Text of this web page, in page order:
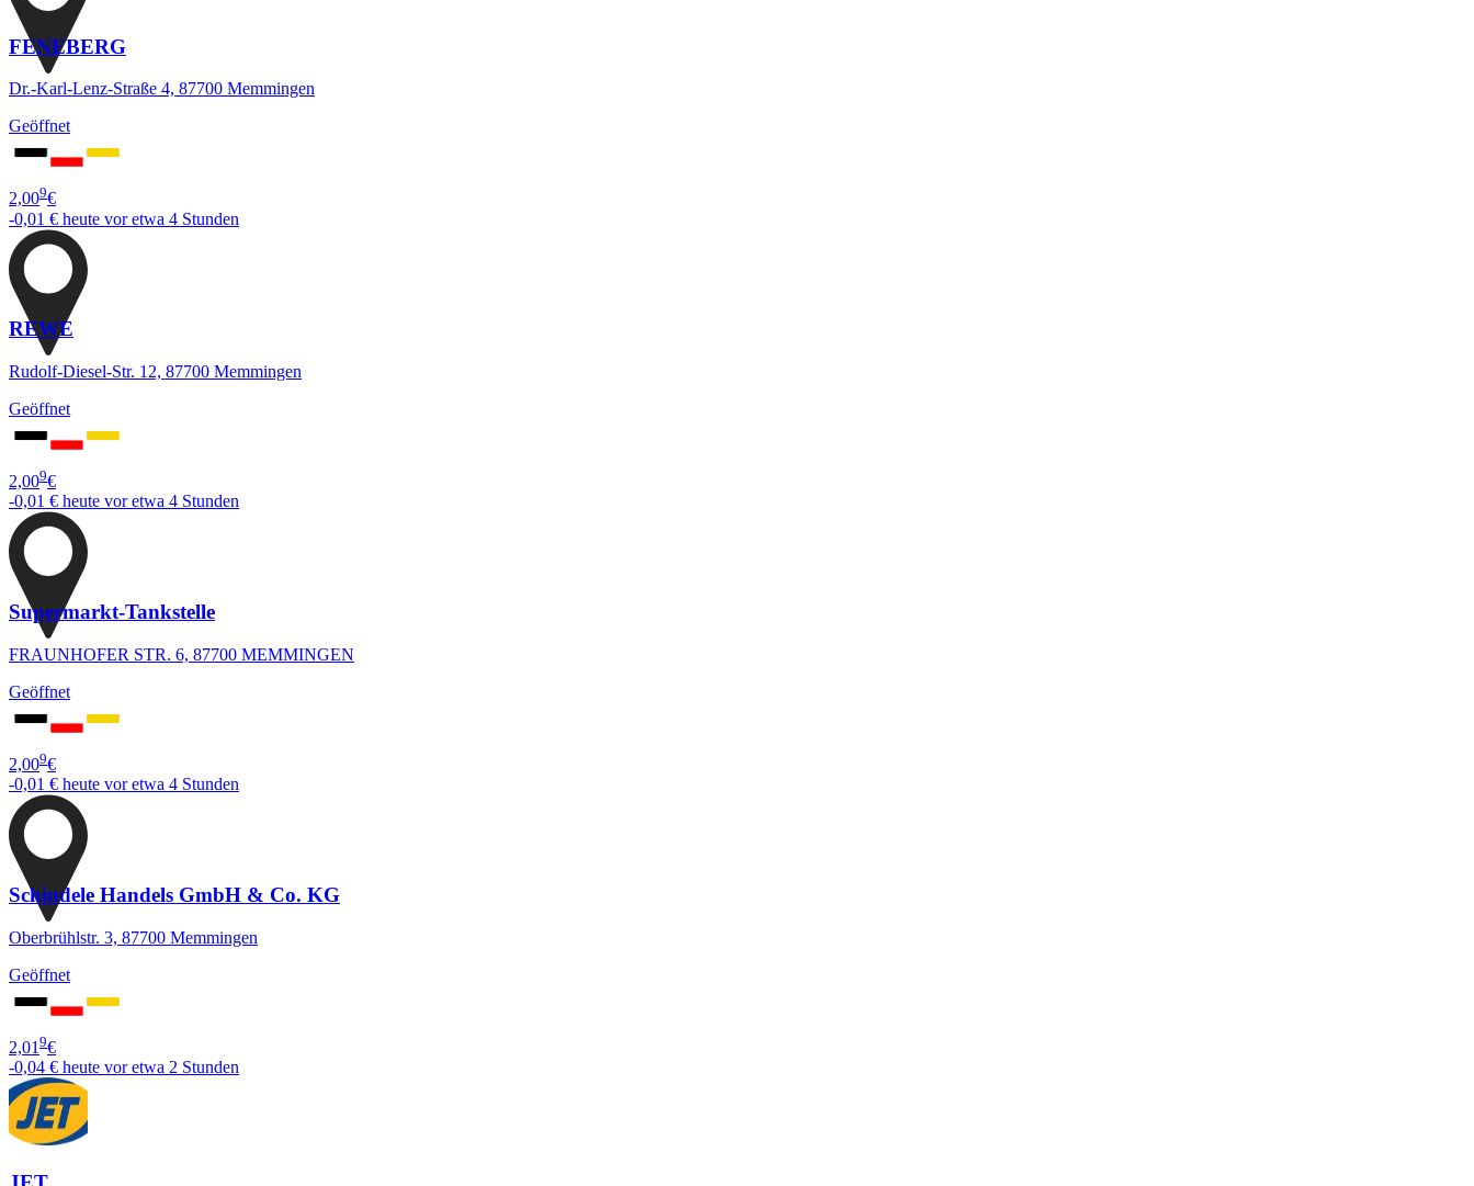
FENEBERG
Dr.-Karl-Lenz-Straße 4, 87700 Memmingen
Geöffnet
2,009€
-0,01 € heute vor etwa 4 Stunden
REWE
Rudolf-Diesel-Str. 12, 87700 Memmingen
Geöffnet
2,009€
-0,01 € heute vor etwa 4 Stunden
Supermarkt-Tankstelle
FRAUNHOFER STR. 6, 87700 MEMMINGEN
Geöffnet
2,009€
-0,01 € heute vor etwa 4 Stunden
Schindele Handels GmbH & Co. KG
Oberbrühlstr. 3, 87700 Memmingen
Geöffnet
2,01 9€
-0,04 € heute vor etwa 2 Stunden